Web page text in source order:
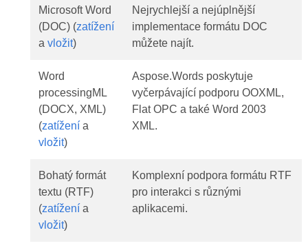
Microsoft Word
(DOC) (zatížení
a vložit)
Nejrychlejší a nejúplnější
implementace formátu DOC
můžete najít.
Word
processingML
(DOCX, XML)
(zatíženía
vložit)
Aspose.Words poskytuje
vyčerpávající podporu OOXML,
Flat OPC a také Word 2003
XML.
Bohatý formát
textu (RTF)
(zatíženía
vložit)
Komplexní podpora formátu RTF
pro interakci s různými
aplikacemi.